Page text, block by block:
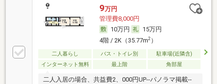
9万円
管理費8,000円
10万円
15万円
4階 / 2K（35.77m2）
二人暮らし バス・トイレ別
駐車場(近隣含)
インターネット無料
最上階 角部屋
二人入居の場合、共益費2、000円UP--パノラマ掲載--